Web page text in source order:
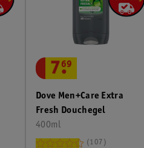
Dove Men+Care Extra
Fresh Douchegel
400ml
7.
69
107